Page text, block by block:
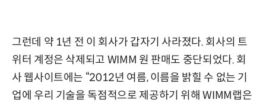
그런데 약 1년 전 이 회사가 갑자기 사라졌다. 회사의 트
위터 계정은 삭제되고 WIMM 원 판매도 중단되었다. 회
사 웹사이트에는 “2012년 여름, 이름을 밝힐 수 없는 기
업에 우리 기술을 독점적으로 제공하기 위해 WIMM랩은